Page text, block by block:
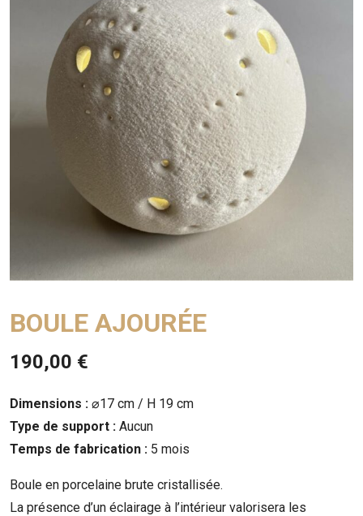
BOULE AJOURÉE
190,00 €
Dimensions : ⌀17 cm / H 19 cm
Type de support : Aucun
Temps de fabrication : 5 mois
Boule en porcelaine brute cristallisée.
La présence d’un éclairage à l’intérieur valorisera les